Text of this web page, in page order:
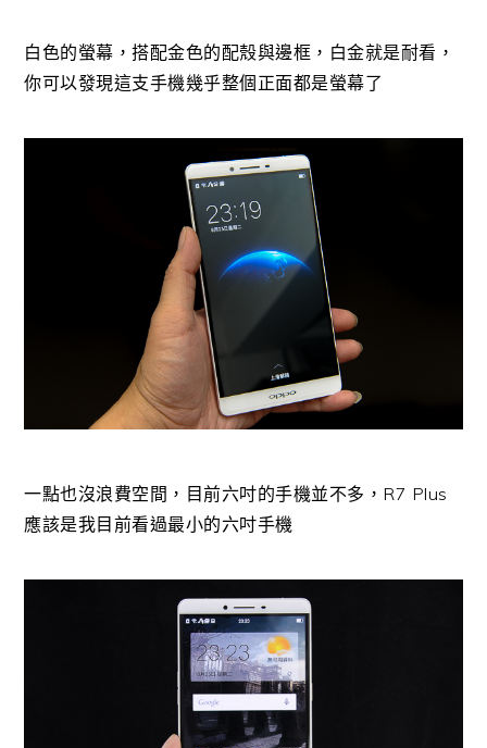
白色的螢幕，搭配金色的配殼與邊框，白金就是耐看，
你可以發現這支手機幾乎整個正面都是螢幕了
一點也沒浪費空間，目前六吋的手機並不多，R7 Plus
應該是我目前看過最小的六吋手機